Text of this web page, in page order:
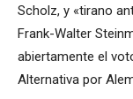
Scholz, y «tirano
Frank-Walter
abiertamente el
Alternativa por